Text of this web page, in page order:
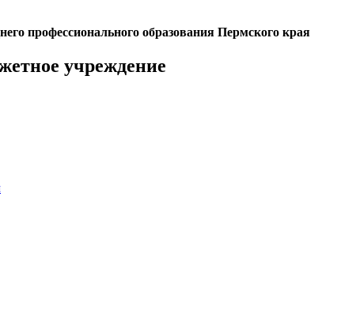
профессионального образования Пермского края
учреждение